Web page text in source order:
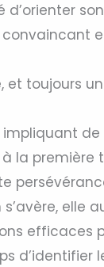
et toujours
impliquant
la première
elle
efficaces
d’identifier